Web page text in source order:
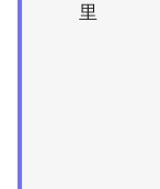
里